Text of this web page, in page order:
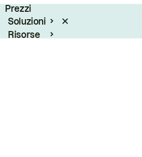
Prezzi
Soluzioni
Risorse